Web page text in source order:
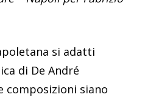
si adatti
di De André
composizioni siano